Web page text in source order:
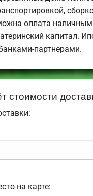
оплата
капитал.
партнерами.
стоимости
на карте: